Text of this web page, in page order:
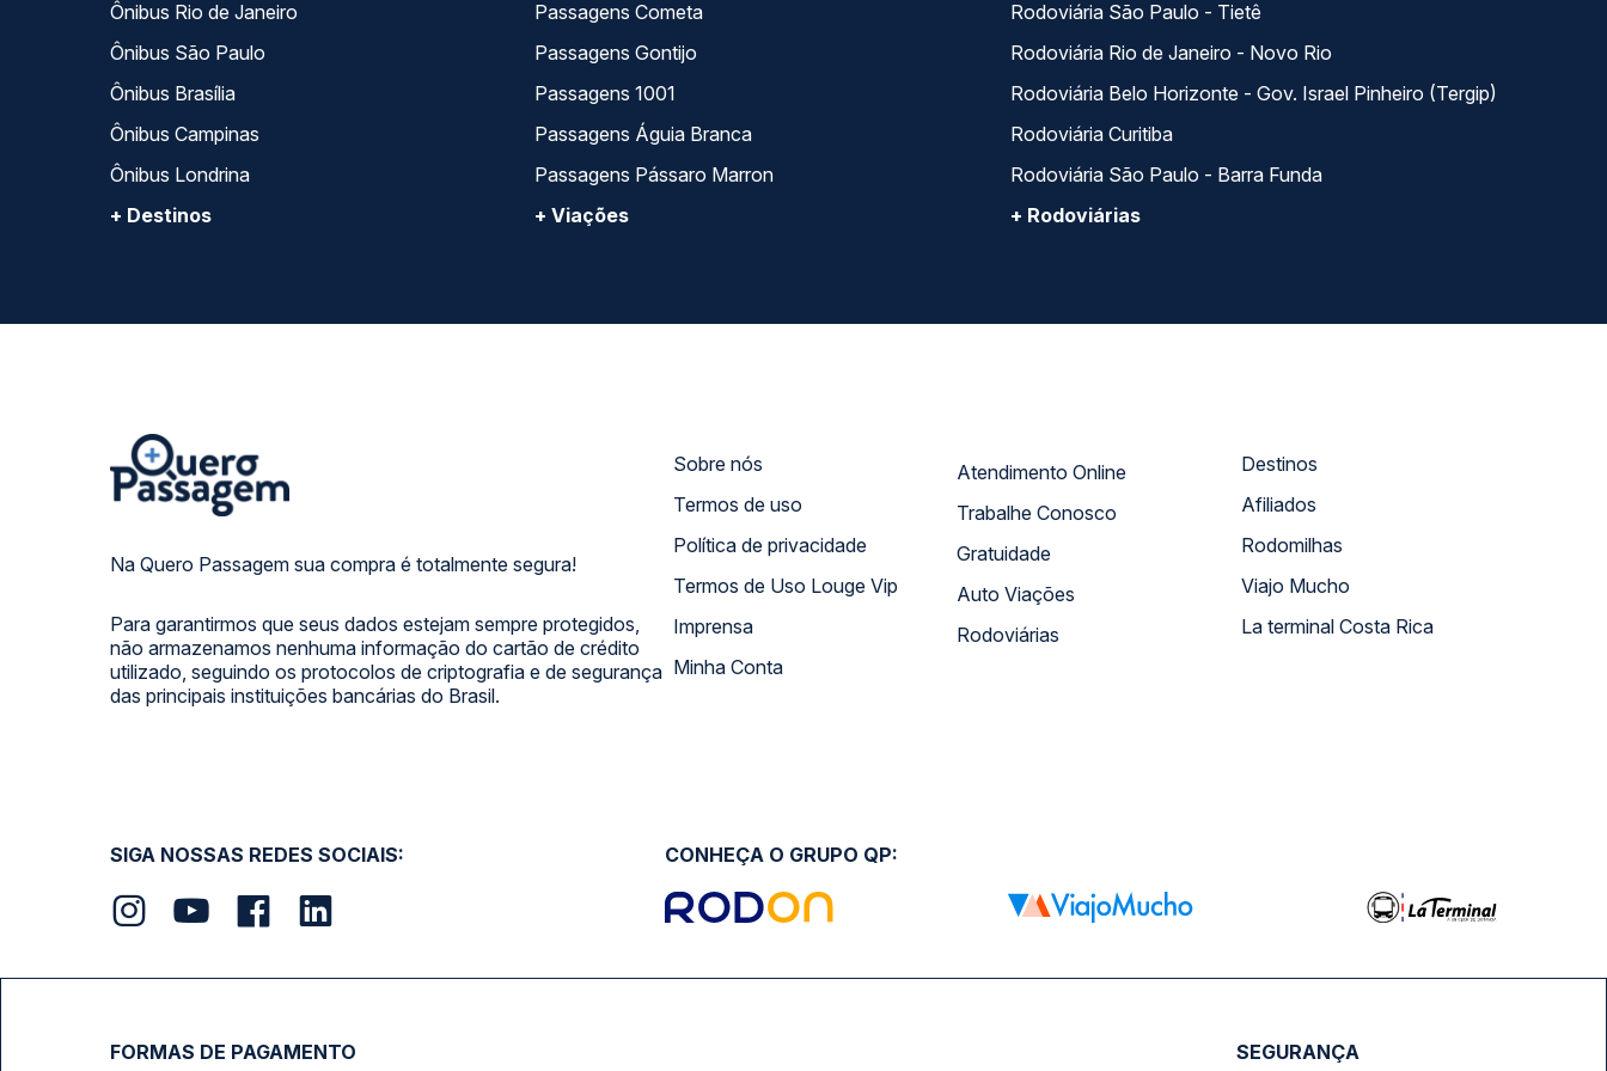
Ônibus Rio de Janeiro
Ônibus São Paulo
Ônibus Brasília
Ônibus Campinas
Ônibus Londrina
+ Destinos
Passagens Cometa
Passagens Gontijo
Passagens 1001
Passagens Águia Branca
Passagens Pássaro Marron
+ Viações
Rodoviária São Paulo - Tietê
Rodoviária Rio de Janeiro - Novo Rio
Rodoviária Belo Horizonte - Gov. Israel Pinheiro (Tergip)
Rodoviária Curitiba
Rodoviária São Paulo - Barra Funda
+ Rodoviárias
Na Quero Passagem sua compra é totalmente segura!
Para garantirmos que seus dados estejam sempre protegidos,
não armazenamos nenhuma informação do cartão de crédito
utilizado, seguindo os protocolos de criptografia e de segurança
das principais instituições bancárias do Brasil.
Sobre nós
Termos de uso
Política de privacidade
Termos de Uso Louge Vip
Imprensa
Minha Conta
Atendimento Online
Trabalhe Conosco
Gratuidade
Auto Viações
Rodoviárias
Destinos
Afiliados
Rodomilhas
Viajo Mucho
La terminal Costa Rica
SIGA NOSSAS REDES SOCIAIS: CONHEÇA O GRUPO QP:
FORMAS DE PAGAMENTO SEGURANÇA